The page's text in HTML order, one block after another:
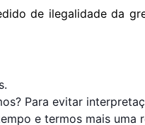
de ilegalidade da
Para evitar
e termos mais uma